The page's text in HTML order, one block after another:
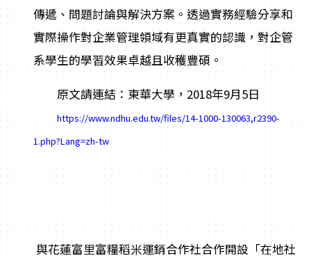
傳遞、問題討論與解決方案。透過實務經驗分享和
實際操作對企業管理領域有更真實的認識，對企管
系學生的學習效果卓越且收穫豐碩。
原文請連結：東華大學，2018年9月5日
https://www.ndhu.edu.tw/files/14-1000-130063,r2390-
1.php?Lang=zh-tw
與花蓮富里富糧稻米運銷合作社合作開設「在地社